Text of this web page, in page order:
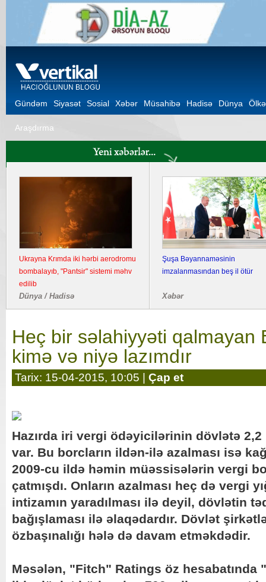
Gündəm Siyasət Sosial Xəbər Müsahibə Hadisə Dünya Ölkə
Araşdırma
Ukrayna Krımda iki hərbi aerodromu
bombalayıb, "Pantsir" sistemi məhv
edilib
Dünya / Hadisə
Şuşa Bəyannaməsinin
imzalanmasından beş il ötür
Xəbər
Heç bir səlahiyyəti qalmayan
kimə və niyə lazımdır
Tarix: 15-04-2015, 10:05 | Çap et
Hazırda iri vergi ödəyicilərinin dövlətə
var. Bu borcların ildən-ilə azalması isə
2009-cu ildə həmin müəssisələrin vergi
çatmışdı. Onların azalması heç də vergi
intizamın yaradılması ilə deyil, dövlətin
bağışlaması ilə əlaqədardır. Dövlət
özbaşınalığı hələ də davam etməkdədir.
Məsələn, "Fitch" Ratings öz hesabatında